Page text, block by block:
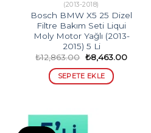
(2013-2018)
Bosch BMW X5 25 Dizel
Filtre Bakım Seti Liqui
Moly Motor Yağlı (2013-
2015) 5 Li
₺12,863.00 Orijinal
fiyat:
₺12,863.00.
₺8,463.00Şu
SEPETE EKLE